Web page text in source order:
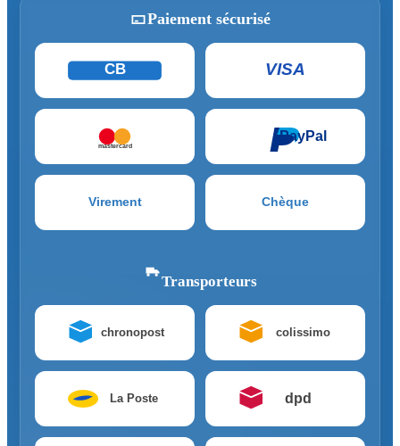
Paiement sécurisé
CB VISA
mastercard
PayPal
Virement Chèque
Transporteurs
chronopost colissimo
La Poste dpd